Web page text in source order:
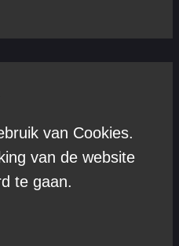
van Cookies.
van de website
te gaan.